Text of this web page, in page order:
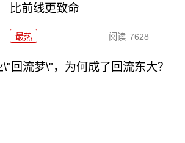
比前线更致命
最热 阅读 7628
回流梦\"，为何成了回流东大？